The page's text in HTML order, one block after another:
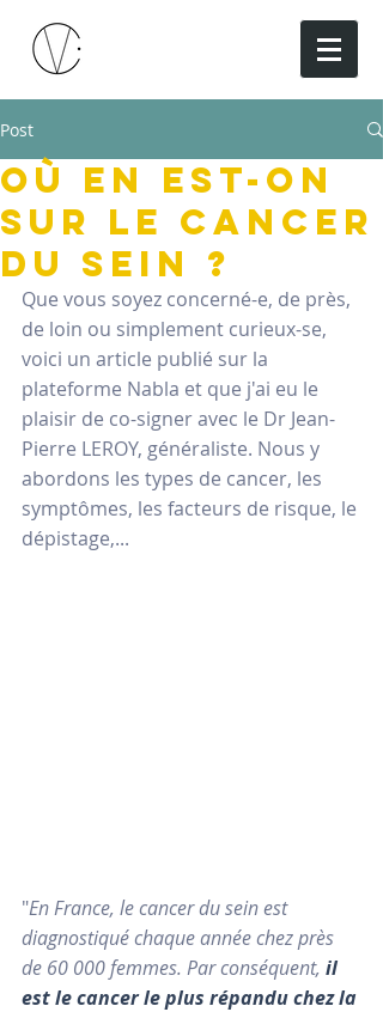
Post
Où en est-on
sur le cancer
du sein ?
Que vous soyez concerné-e, de près,
de loin ou simplement curieux-se,
voici un article publié sur la
plateforme Nabla et que j'ai eu le
plaisir de co-signer avec le Dr Jean-
Pierre LEROY, généraliste. Nous y
abordons les types de cancer, les
symptômes, les facteurs de risque, le
dépistage,...
"En France, le cancer du sein est
diagnostiqué chaque année chez près
de 60 000 femmes. Par conséquent, il
est le cancer le plus répandu chez la